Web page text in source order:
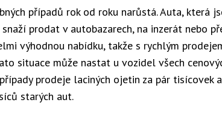
případů rok od roku narůstá. Auta, která
prodat v autobazarech, na inzerát nebo
výhodnou nabídku, takže s rychlým
situace může nastat u vozidel všech
prodeje laciných ojetin za pár tisícovek
starých aut.